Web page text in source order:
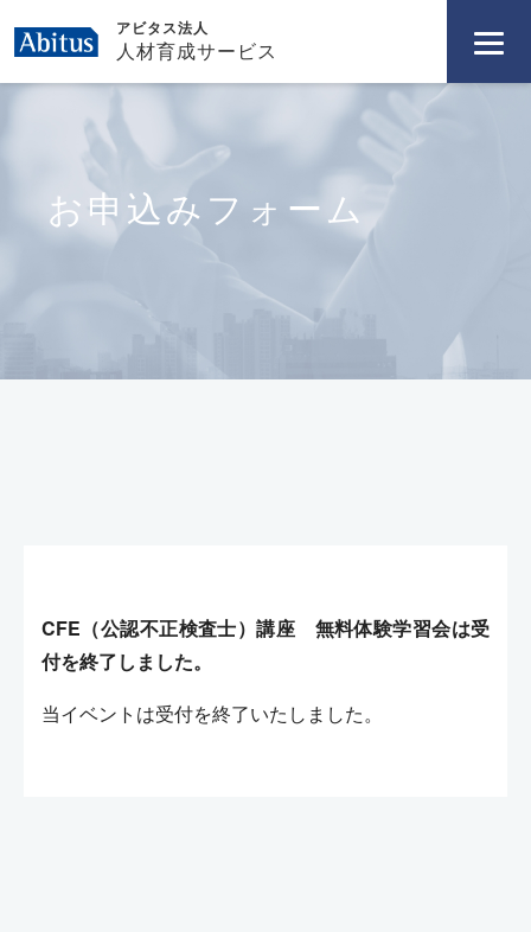
アビタス法人
人材育成サービス
お申込みフォーム
CFE（公認不正検査士）講座 無料体験学習会は受
付を終了しました。
当イベントは受付を終了いたしました。